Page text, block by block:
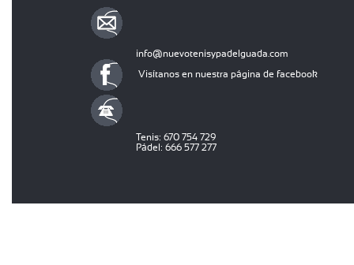
info@nuevotenisypadelguada.com
Visítanos en nuestra página de facebook
Tenis: 670 754 729
Pádel: 666 577 277